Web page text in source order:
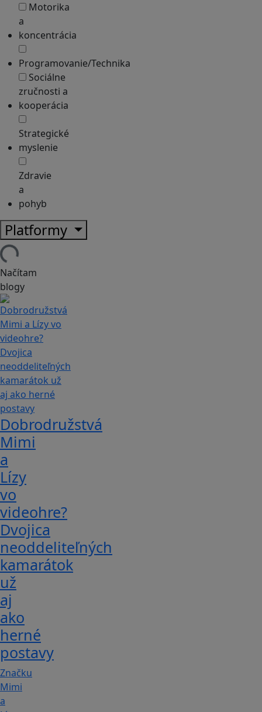
Motorika
a
koncentrácia
Programovanie/Technika
Sociálne
zručnosti a
kooperácia
Strategické
myslenie
Zdravie
a
pohyb
Platformy
Načítam
blogy
Dobrodružstvá
Mimi
a
Lízy
vo
videohre?
Dvojica
neoddeliteľných
kamarátok
už
aj
ako
herné
postavy
Značku
Mimi
a